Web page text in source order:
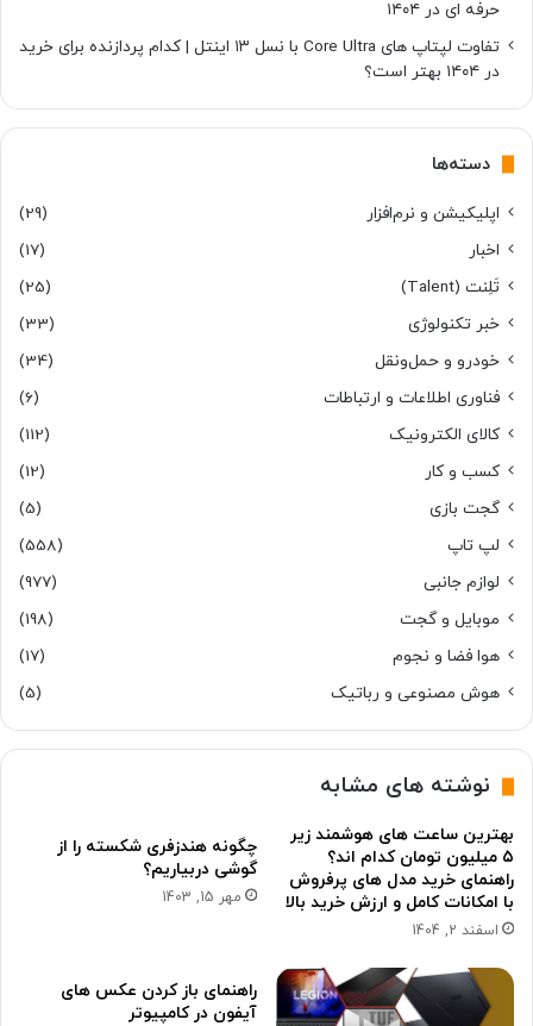
حرفه ای در ۱۴۰۴
تفاوت لپتاپ های Core Ultra با نسل ۱۳ اینتل | کدام پردازنده برای خرید
در ۱۴۰۴ بهتر است؟
دسته‌ها
اپلیکیشن و نرم‌افزار
(29)
اخبار
(17)
تَلِنت (Talent)
(25)
خبر تکنولوژی
(33)
خودرو و حمل‌و‌نقل
(34)
فناوری اطلاعات و ارتباطات
(6)
کالای الکترونیک
(112)
کسب و کار
(12)
گجت بازی
(5)
لپ تاپ
(558)
لوازم جانبی
(977)
موبایل و گجت
(198)
هوا فضا و نجوم
(17)
هوش مصنوعی و رباتیک
(5)
نوشته های مشابه
بهترین ساعت های هوشمند زیر
۵ میلیون تومان کدام اند؟
راهنمای خرید مدل های پرفروش
با امکانات کامل و ارزش خرید بالا
اسفند 2, 1404
چگونه هندزفری شکسته را از
گوشی دربیاریم؟
مهر 15, 1403
راهنمای باز کردن عکس های
آیفون در کامپیوتر